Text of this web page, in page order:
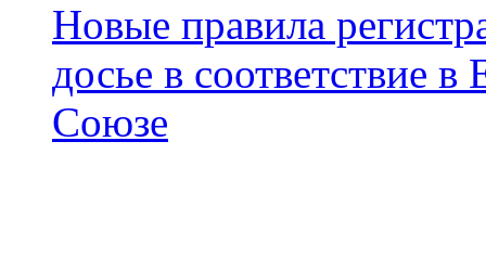
Новые правила
досье в соответствие
Союзе